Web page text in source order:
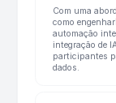
Com uma
como
automação
integração de
participantes
dados.